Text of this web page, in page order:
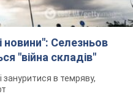
новини": Селезньов
"війна складів"
в темряву,